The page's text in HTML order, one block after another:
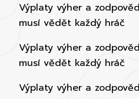
Výplaty výher a
musí vědět každý hráč
Výplaty výher a
musí vědět každý hráč
Výplaty výher a